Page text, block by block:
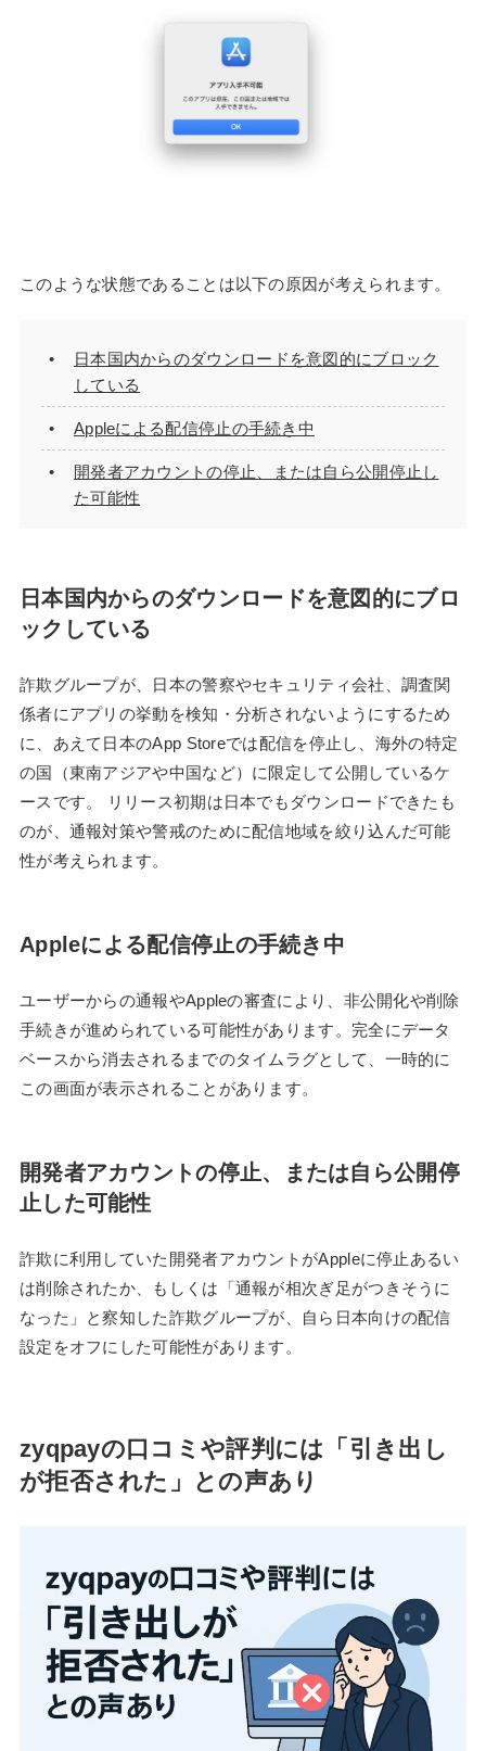
このような状態であることは以下の原因が考えられます。
日本国内からのダウンロードを意図的にブロック
している
Appleによる配信停止の手続き中
開発者アカウントの停止、または自ら公開停止し
た可能性
日本国内からのダウンロードを意図的にブロ
ックしている
詐欺グループが、日本の警察やセキュリティ会社、調査関
係者にアプリの挙動を検知・分析されないようにするため
に、あえて日本のApp Storeでは配信を停止し、海外の特定
の国（東南アジアや中国など）に限定して公開しているケ
ースです。 リリース初期は日本でもダウンロードできたも
のが、通報対策や警戒のために配信地域を絞り込んだ可能
性が考えられます。
Appleによる配信停止の手続き中
ユーザーからの通報やAppleの審査により、非公開化や削除
手続きが進められている可能性があります。完全にデータ
ベースから消去されるまでのタイムラグとして、一時的に
この画面が表示されることがあります。
開発者アカウントの停止、または自ら公開停
止した可能性
詐欺に利用していた開発者アカウントがAppleに停止あるい
は削除されたか、もしくは「通報が相次ぎ足がつきそうに
なった」と察知した詐欺グループが、自ら日本向けの配信
設定をオフにした可能性があります。
zyqpayの口コミや評判には「引き出し
が拒否された」との声あり